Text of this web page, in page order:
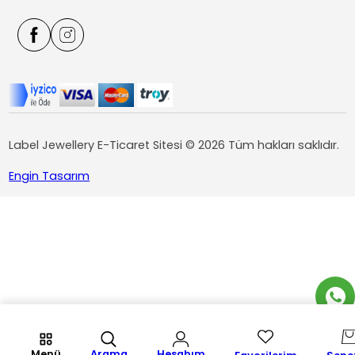
Label Jewellery E-Ticaret Sitesi © 2026 Tüm hakları saklıdır.
Engin Tasarım